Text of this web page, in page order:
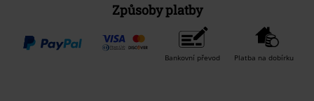
Způsoby platby
Bankovní převod Platba na dobírku